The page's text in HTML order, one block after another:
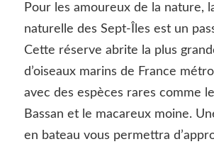
Pour les amoureux de la nature,
naturelle des Sept-Îles est un
Cette réserve abrite la plus
d’oiseaux marins de France
avec des espèces rares comme
Bassan et le macareux moine.
en bateau vous permettra